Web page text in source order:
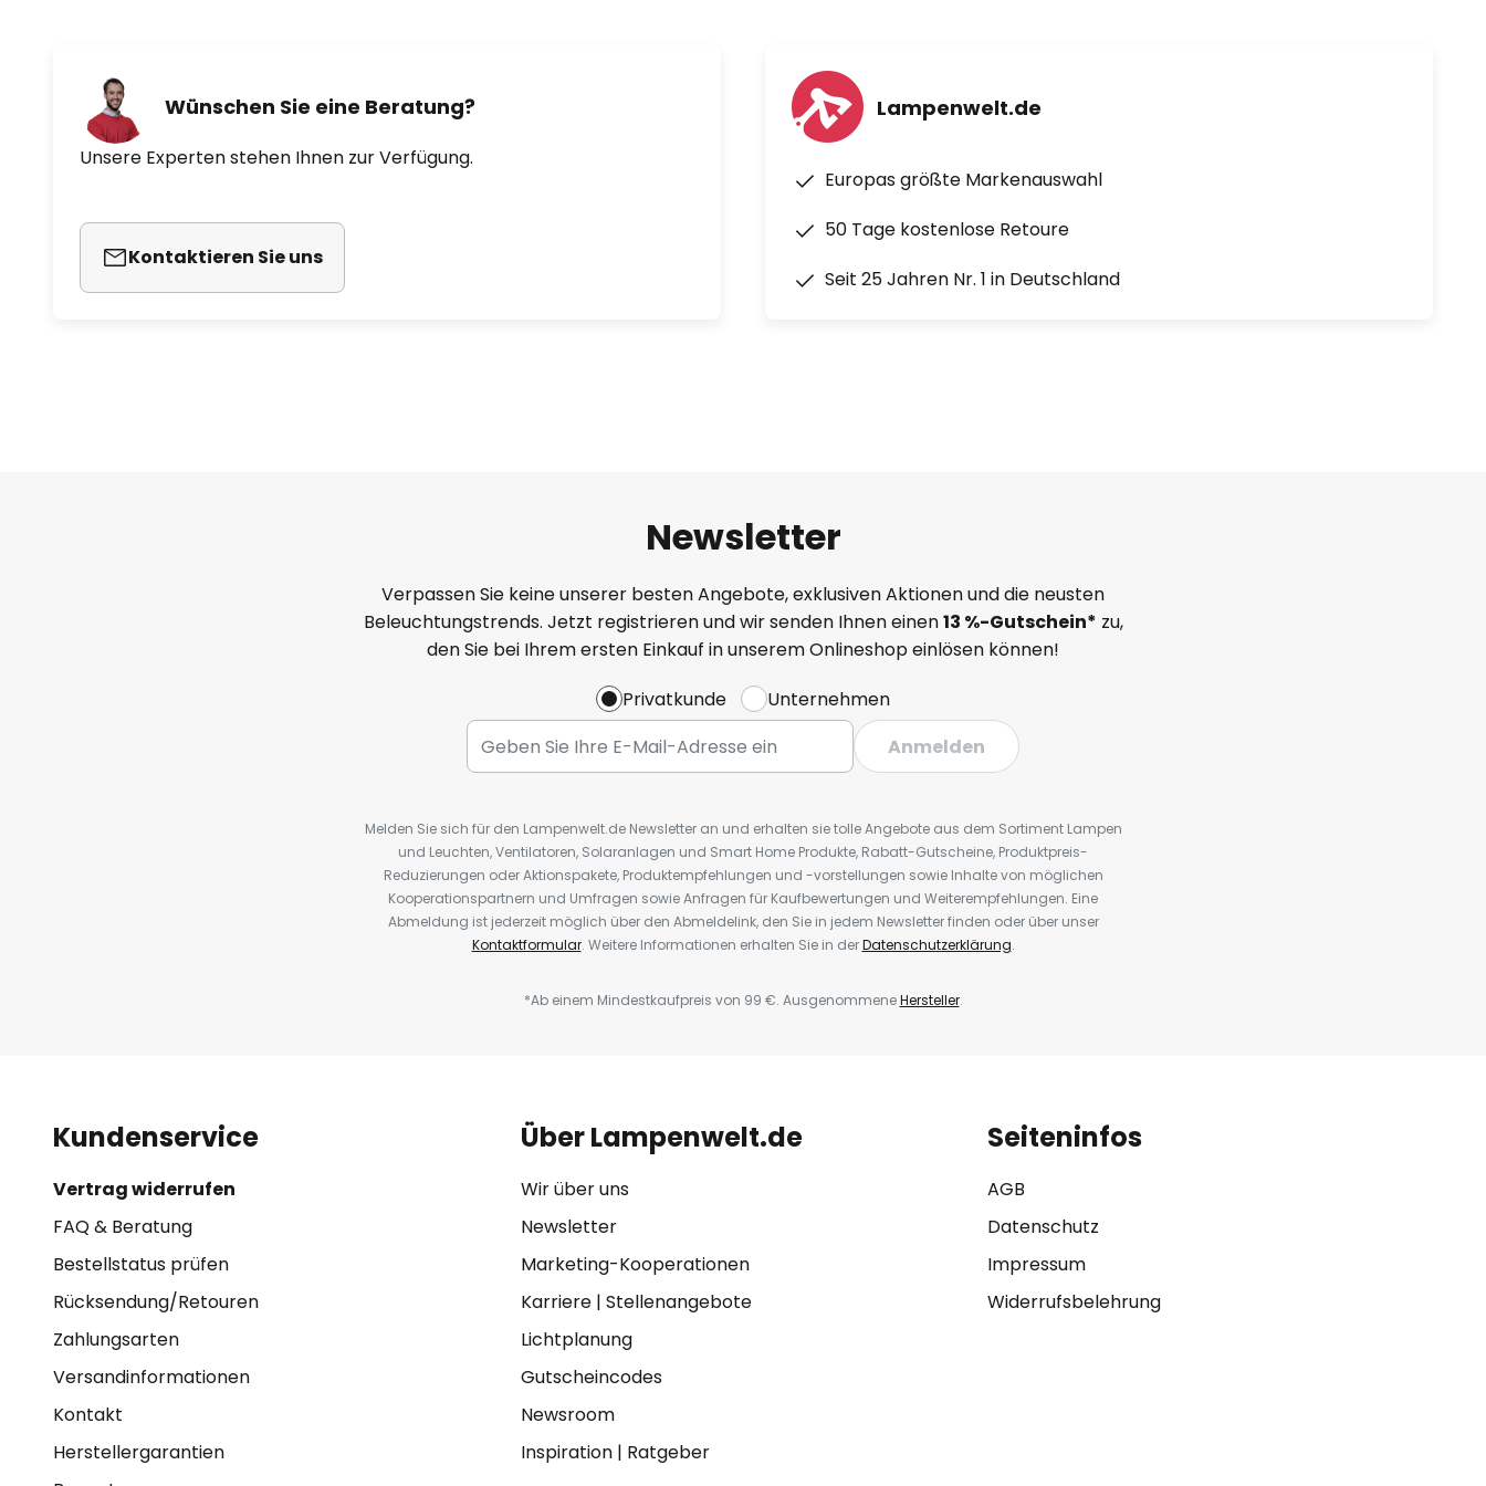
Wünschen Sie eine Beratung?
Unsere Experten stehen Ihnen zur Verfügung.
Kontaktieren Sie uns
Lampenwelt.de
Europas größte Markenauswahl
50 Tage kostenlose Retoure
Seit 25 Jahren Nr. 1 in Deutschland
Newsletter
Verpassen Sie keine unserer besten Angebote, exklusiven Aktionen und die neusten
Beleuchtungstrends. Jetzt registrieren und wir senden Ihnen einen13 %-Gutschein* zu,
den Sie bei Ihrem ersten Einkauf in unserem Onlineshop einlösen können!
Privatkunde
Unternehmen
Anmelden
Melden Sie sich für den Lampenwelt.de Newsletter an und erhalten sie tolle Angebote aus dem Sortiment Lampen
und Leuchten, Ventilatoren, Solaranlagen und Smart Home Produkte, Rabatt-Gutscheine, Produktpreis-
Reduzierungen oder Aktionspakete, Produktempfehlungen und -vorstellungen sowie Inhalte von möglichen
Kooperationspartnern und Umfragen sowie Anfragen für Kaufbewertungen und Weiterempfehlungen. Eine
Abmeldung ist jederzeit möglich über den Abmeldelink, den Sie in jedem Newsletter finden oder über unser
Kontaktformular. Weitere Informationen erhalten Sie in derDatenschutzerklärung.
*Ab einem Mindestkaufpreis von 99 €. AusgenommeneHersteller.
Kundenservice
Vertrag widerrufen
FAQ & Beratung
Bestellstatus prüfen
Rücksendung/Retouren
Zahlungsarten
Versandinformationen
Kontakt
Herstellergarantien
Über Lampenwelt.de
Wir über uns
Newsletter
Marketing-Kooperationen
Karriere| Stellenangebote
Lichtplanung
Gutscheincodes
Newsroom
Inspiration| Ratgeber
Seiteninfos
AGB
Datenschutz
Impressum
Widerrufsbelehrung